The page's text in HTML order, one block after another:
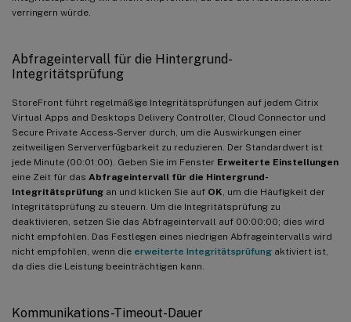
verringern würde.
Abfrageintervall für die Hintergrund-
Integritätsprüfung
StoreFront führt regelmäßige Integritätsprüfungen auf jedem Citrix
Virtual Apps and Desktops Delivery Controller, Cloud Connector und
Secure Private Access-Server durch, um die Auswirkungen einer
zeitweiligen Serververfügbarkeit zu reduzieren. Der Standardwert ist
jede Minute (00:01:00). Geben Sie im Fenster Erweiterte Einstellungen
eine Zeit für das Abfrageintervall für die Hintergrund-
Integritätsprüfung an und klicken Sie auf OK, um die Häufigkeit der
Integritätsprüfung zu steuern. Um die Integritätsprüfung zu
deaktivieren, setzen Sie das Abfrageintervall auf 00:00:00; dies wird
nicht empfohlen. Das Festlegen eines niedrigen Abfrageintervalls wird
nicht empfohlen, wenn die erweiterte Integritätsprüfung aktiviert ist,
da dies die Leistung beeinträchtigen kann.
Kommunikations-Timeout-Dauer